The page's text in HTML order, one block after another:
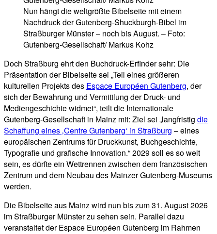
Nun hängt die weltgrößte Bibelseite mit einem
Nachdruck der Gutenberg-Shuckburgh-Bibel im
Straßburger Münster – noch bis August. – Foto:
Gutenberg-Gesellschaft/ Markus Kohz
Doch Straßburg ehrt den Buchdruck-Erfinder sehr: Die
Präsentation der Bibelseite sei „Teil eines größeren
kulturellen Projekts des Espace Européen Gutenberg, der
sich der Bewahrung und Vermittlung der Druck- und
Mediengeschichte widmet“, teilt die Internationale
Gutenberg-Gesellschaft in Mainz mit: Ziel sei „langfristig die
Schaffung eines ‚Centre Gutenberg‘ in Straßburg – eines
europäischen Zentrums für Druckkunst, Buchgeschichte,
Typografie und grafische Innovation.“ 2029 soll es so weit
sein, es dürfte ein Wettrennen zwischen dem französischen
Zentrum und dem Neubau des Mainzer Gutenberg-Museums
werden.
Die Bibelseite aus Mainz wird nun bis zum 31. August 2026
im Straßburger Münster zu sehen sein. Parallel dazu
veranstaltet der Espace Européen Gutenberg im Rahmen